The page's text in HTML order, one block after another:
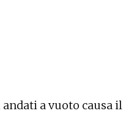
a vuoto causa il